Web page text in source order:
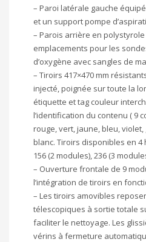
– Paroi latérale gauche
et un support pompe
– Parois arrière en
emplacements pour les
d’oxygène avec sangles de
– Tiroirs 417×470 mm
injecté, poignée sur toute la
étiquette et tag couleur
l’identification du contenu ( 9
rouge, vert, jaune, bleu,
blanc. Tiroirs disponibles en 4
156 (2 modules), 236 (3
– Ouverture frontale de 9
l’intégration de tiroirs en
– Les tiroirs amovibles
télescopiques à sortie totale
faciliter le nettoyage. Les
vérins à fermeture